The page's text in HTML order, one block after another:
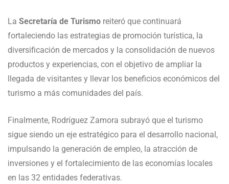
La Secretaría de Turismo reiteró que continuará
fortaleciendo las estrategias de promoción turística, la
diversificación de mercados y la consolidación de nuevos
productos y experiencias, con el objetivo de ampliar la
llegada de visitantes y llevar los beneficios económicos del
turismo a más comunidades del país.
Finalmente, Rodríguez Zamora subrayó que el turismo
sigue siendo un eje estratégico para el desarrollo nacional,
impulsando la generación de empleo, la atracción de
inversiones y el fortalecimiento de las economías locales
en las 32 entidades federativas.